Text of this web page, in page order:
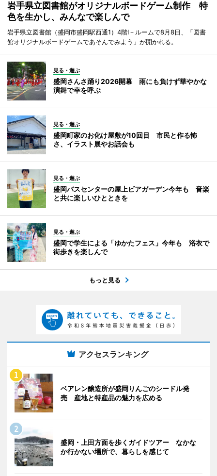
岩手県立図書館がオリジナルボードゲーム制作 特
色を生かし、みんなで楽しんで
岩手県立図書館（盛岡市盛岡駅西通1）4階I－ルームで8月8日、「図書
館オリジナルボードゲームであそんでみよう」が開かれる。
見る・遊ぶ
盛岡さんさ踊り2026開幕 雨にも負けず華やかな
演舞で幸を呼ぶ
見る・遊ぶ
盛岡町家のお化け屋敷が10回目 市民と作る怖
さ、イラスト展やお話会も
見る・遊ぶ
盛岡バスセンターの屋上ビアガーデン今年も 音楽
と共に楽しいひとときを
見る・遊ぶ
盛岡で学生による「ゆかたフェス」今年も 浴衣で
街歩きを楽しんで
もっと見る
アクセスランキング
ベアレン醸造所が盛岡りんごのシードル発
売 産地と特産品の魅力を広める
盛岡・上田方面を歩くガイドツアー なかな
か行かない場所で、暮らしを感じて